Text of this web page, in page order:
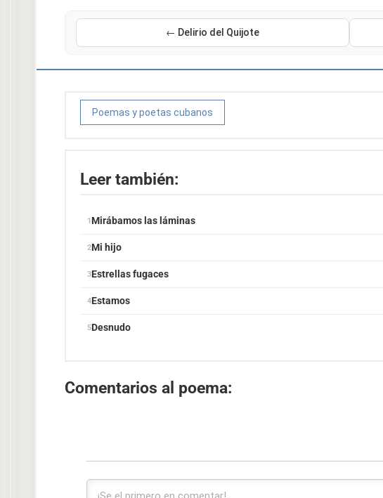
← Delirio del Quijote
Poemas y poetas cubanos
Leer también:
Mirábamos las láminas
Mi hijo
Estrellas fugaces
Estamos
Desnudo
Comentarios al poema: